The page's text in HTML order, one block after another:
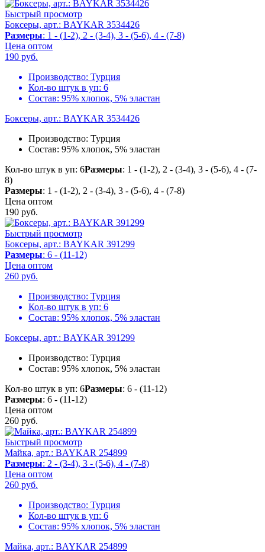
Быстрый просмотр
Боксеры, арт.: BAYKAR 3534426
Размеры: 1 - (1-2), 2 - (3-4), 3 - (5-6), 4 - (7-8)
Цена оптом
190 руб.
Производство: Турция
Кол-во штук в уп: 6
Состав: 95% хлопок, 5% эластан
Боксеры, арт.: BAYKAR 3534426
Производство: Турция
Состав: 95% хлопок, 5% эластан
Кол-во штук в уп: 6Размеры: 1 - (1-2), 2 - (3-4), 3 - (5-6), 4 - (7-
8)
Размеры: 1 - (1-2), 2 - (3-4), 3 - (5-6), 4 - (7-8)
Цена оптом
190 руб.
Быстрый просмотр
Боксеры, арт.: BAYKAR 391299
Размеры: 6 - (11-12)
Цена оптом
260 руб.
Производство: Турция
Кол-во штук в уп: 6
Состав: 95% хлопок, 5% эластан
Боксеры, арт.: BAYKAR 391299
Производство: Турция
Состав: 95% хлопок, 5% эластан
Кол-во штук в уп: 6Размеры: 6 - (11-12)
Размеры: 6 - (11-12)
Цена оптом
260 руб.
Быстрый просмотр
Майка, арт.: BAYKAR 254899
Размеры: 2 - (3-4), 3 - (5-6), 4 - (7-8)
Цена оптом
260 руб.
Производство: Турция
Кол-во штук в уп: 6
Состав: 95% хлопок, 5% эластан
Майка, арт.: BAYKAR 254899